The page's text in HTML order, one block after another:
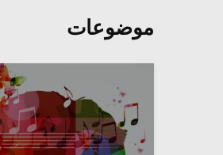
موضوعات